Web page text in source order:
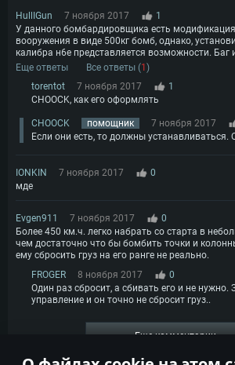
HullIGun 7 ноября 2017
1
У данного бомбардировщика есть
вооружения в виде 500кг бомб, однако,
калибра н6е представляется возможности. Баг
Еще ответы
Все ответы (1 )
torentot
7 ноября 2017
1
CHOOCK, как его оформлять
CHOOCK помощник 7 ноября 2017
Если они есть, то должны устанавливаться.
IONKIN 7 ноября 2017
0
мде
Evgen911 7 ноября 2017
0
Более 450 км.ч. легко набрать со старта в
чем достаточно что бы бомбить точки и
ему сбросить груз на его ранге не реально.
FROGER
8 ноября 2017
0
Один раз сбросит, а сбивать его и не
управление и он точно не сбросит груз..
Еще комментарии